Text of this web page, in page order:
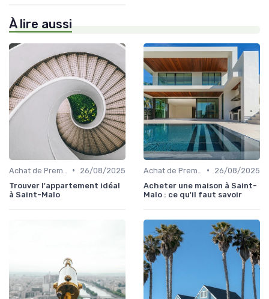
À lire aussi
•
26/08/2025
Trouver l'appartement idéal
à Saint-Malo
•
26/08/2025
Acheter une maison à Saint-
Malo : ce qu'il faut savoir